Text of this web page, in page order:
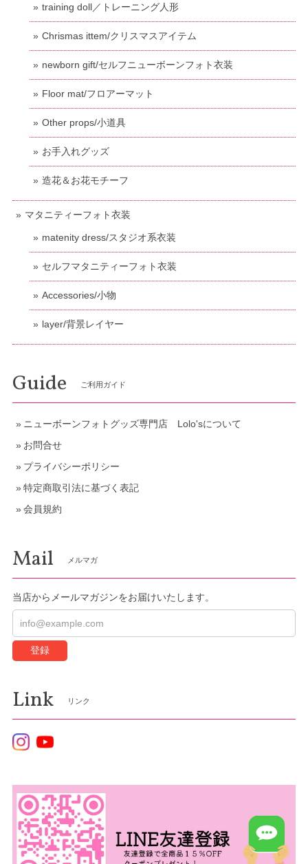
training doll／トレーニング人形
Chrismas ittem/クリスマスアイテム
newborn gift/セルフニューボーンフォト衣装
Floor mat/フロアーマット
Other props/小道具
お手入れグッズ
造花＆お花モチーフ
マタニティーフォト衣装
matenity dress/スタジオ系衣装
セルフマタニティーフォト衣装
Accessories/小物
layer/背景レイヤー
Guide ご利用ガイド
ニューボーンフォトグッズ専門店 Lolo'sについて
お問合せ
プライバシーポリシー
特定商取引法に基づく表記
会員規約
Mail メルマガ
当店からメールマガジンをお届けいたします。
登録
Link リンク